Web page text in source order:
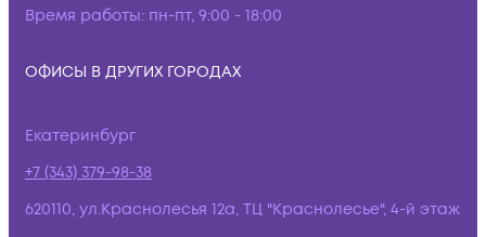
Время работы: пн-пт, 9:00 - 18:00
ОФИСЫ В ДРУГИХ ГОРОДАХ
Екатеринбург
+7 (343) 379-98-38
620110, ул.Краснолесья 12а, ТЦ "Краснолесье", 4-й этаж